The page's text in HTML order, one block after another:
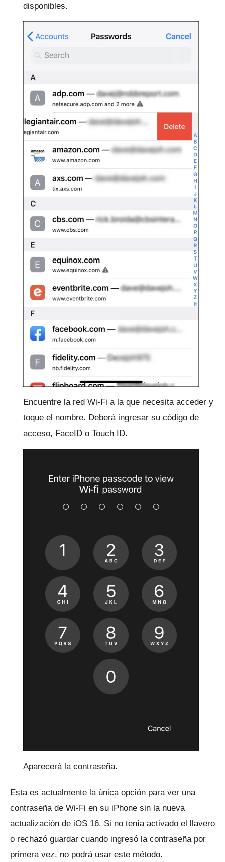
disponibles.
Encuentre la red Wi-Fi a la que necesita acceder y
toque el nombre. Deberá ingresar su código de
acceso, FaceID o Touch ID.
Aparecerá la contraseña.
Esta es actualmente la única opción para ver una
contraseña de Wi-Fi en su iPhone sin la nueva
actualización de iOS 16. Si no tenía activado el llavero
o rechazó guardar cuando ingresó la contraseña por
primera vez, no podrá usar este método.